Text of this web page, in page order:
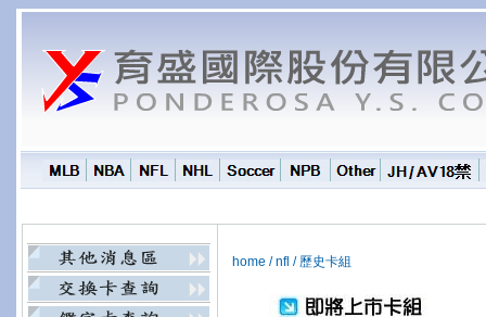
home /nfl / 歷史卡組